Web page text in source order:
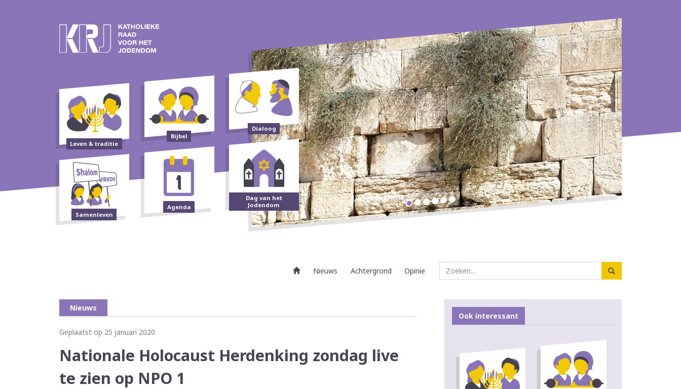
Leven & traditie
Bijbel
Dialoog
Samenleven
Agenda
Dag van het
Jodendom
Nieuws Achtergrond Opinie
Nieuws
Geplaatst op 25 januari 2020
Nationale Holocaust Herdenking zondag live
te zien op NPO 1
Ook interessant